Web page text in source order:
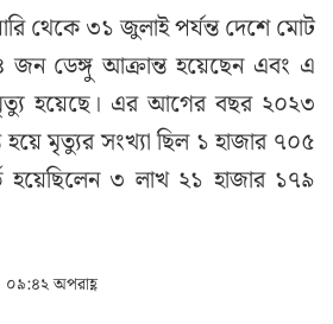
থেকে ৩১ জুলাই পর্যন্ত দেশে মোট
ডেঙ্গু আক্রান্ত হয়েছেন এবং এ
হয়েছে। এর আগের বছর ২০২৩
হয়ে মৃত্যুর সংখ্যা ছিল ১ হাজার ৭০৫
হয়েছিলেন ৩ লাখ ২১ হাজার ১৭৯
অপরাহ্ণ